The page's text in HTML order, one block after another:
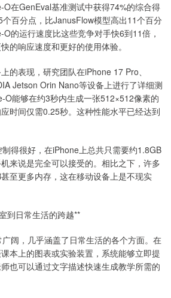
在GenEval基准测试中获得74%的综合得
百分点，比JanusFlow模型高出11个百分
的运行速度比这些竞争对手快6到11倍，
的响应速度和更好的使用体验。
的表现，研究团队在iPhone 17 Pro、
Jetson Orin Nano等设备上进行了详细测
O能够在约3秒内生成一张512×512像素的
时间仅需0.25秒。这种性能水平已经达到
得很好，在iPhone上总共只需要约1.8GB
来说是完全可以接受的。相比之下，许多
至更多内存，这在移动设备上是不现实
到日常生活的跨越**
阔，几乎涵盖了日常生活的各个方面。在
本上的图表或实验装置，系统能够立即提
也可以通过文字描述快速生成教学所需的